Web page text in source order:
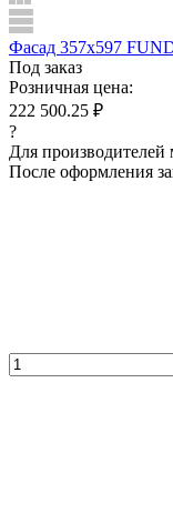
Фасад 357x597
Под заказ
Розничная цена:
222 500.25 ₽
?
Для
После оформления